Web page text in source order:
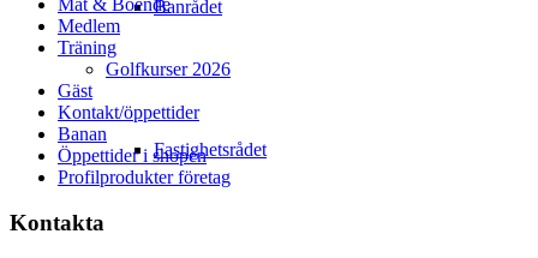
Banrådet
Fastighetsrådet
Medlem
Träning
Golfkurser 2026
Gäst
Kontakt/öppettider
Banan
Öppettider i shopen
Profilprodukter företag
Kontakta